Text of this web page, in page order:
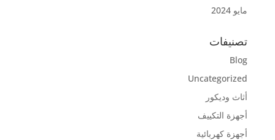
مايو 2024
تصنيفات
Blog
Uncategorized
أثاث وديكور
أجهزة التكييف
أجهزة كهربائية